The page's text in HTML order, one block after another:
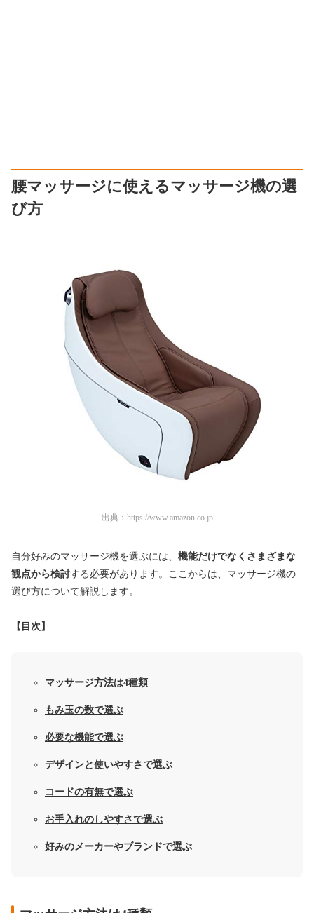
腰マッサージに使えるマッサージ機の選
び方
出典： https://www.amazon.co.jp
自分好みのマッサージ機を選ぶには、 機能だけでなくさまざまな
観点から検討する必要があります。ここからは、マッサージ機の
選び方について解説します。
【目次】
マッサージ方法は4種類
もみ玉の数で選ぶ
必要な機能で選ぶ
デザインと使いやすさで選ぶ
コードの有無で選ぶ
お手入れのしやすさで選ぶ
好みのメーカーやブランドで選ぶ